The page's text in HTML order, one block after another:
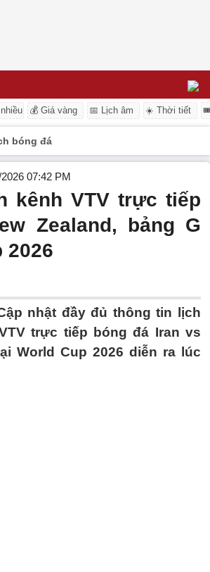
💰 Giá vàng 📅 Lịch âm ☀️ Thời tiết
bóng đá
07:42 PM
kênh VTV trực tiếp
Zealand, bảng G
2026
nhật đầy đủ thông tin lịch
trực tiếp bóng đá Iran vs
World Cup 2026 diễn ra lúc